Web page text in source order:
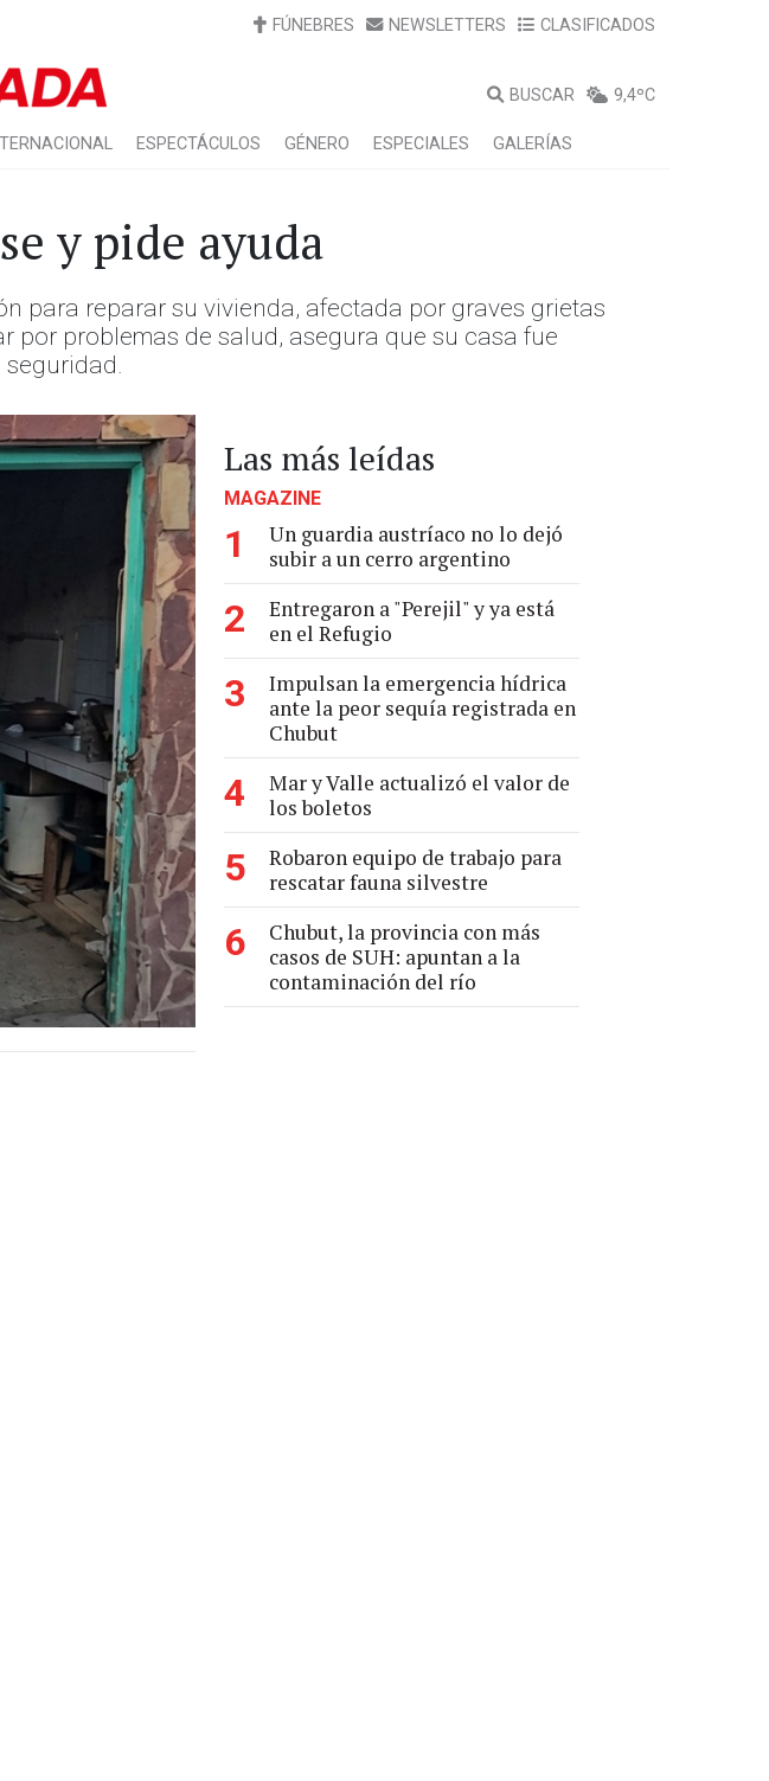
FÚNEBRES NEWSLETTERS CLASIFICADOS
BUSCAR 9,4ºC
ESPECTÁCULOS GÉNERO ESPECIALES GALERÍAS
y pide ayuda
para reparar su vivienda, afectada por graves grietas
por problemas de salud, asegura que su casa fue
Las más leídas
MAGAZINE
1
Un guardia austríaco no lo dejó
subir a un cerro argentino
2
Entregaron a "Perejil" y ya está
en el Refugio
3
Impulsan la emergencia hídrica
ante la peor sequía registrada en
Chubut
4
Mar y Valle actualizó el valor de
los boletos
5
Robaron equipo de trabajo para
rescatar fauna silvestre
6
Chubut, la provincia con más
casos de SUH: apuntan a la
contaminación del río